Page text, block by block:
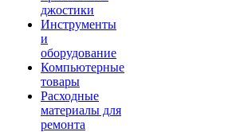
джостики
Инструменты
и
оборудование
Компьютерные
товары
Расходные
материалы для
ремонта